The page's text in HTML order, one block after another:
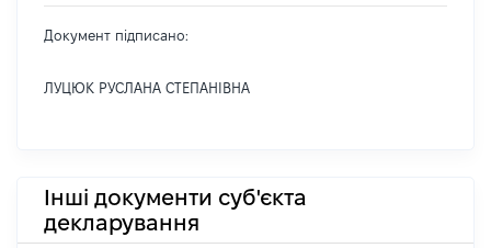
Документ підписано:
ЛУЦЮК РУСЛАНА СТЕПАНІВНА
Інші документи суб'єкта
декларування